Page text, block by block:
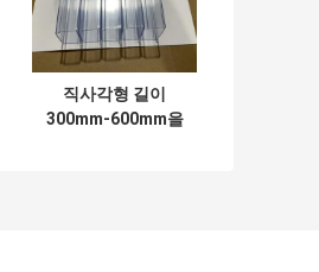
직사각형 길이
300mm-600mm을